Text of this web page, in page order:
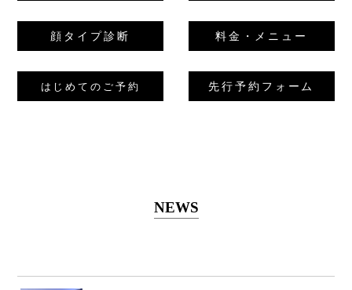
顔タイプ診断 料金・メニュー
はじめてのご予約 先行予約フォーム
NEWS